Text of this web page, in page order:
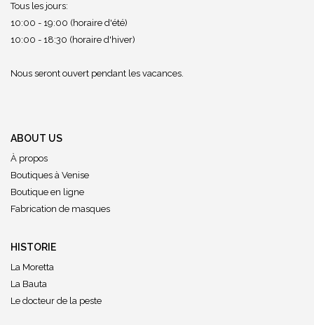
Tous les jours:
10:00 - 19:00 (horaire d'été)
10:00 - 18:30 (horaire d'hiver)
Nous seront ouvert pendant les vacances.
ABOUT US
À propos
Boutiques à Venise
Boutique en ligne
Fabrication de masques
HISTORIE
La Moretta
La Bauta
Le docteur de la peste